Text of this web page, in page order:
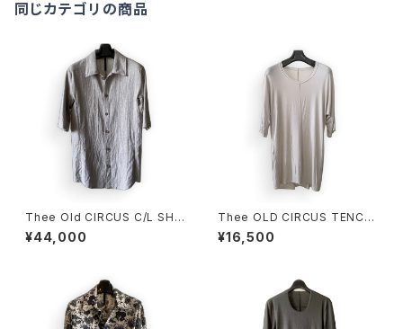
同じカテゴリの商品
Thee Old CIRCUS C/L SH
DUST GRAY
¥44,000
Thee OLD CIRCUS TENCE
L ELASTIN T DUST ICE
¥16,500